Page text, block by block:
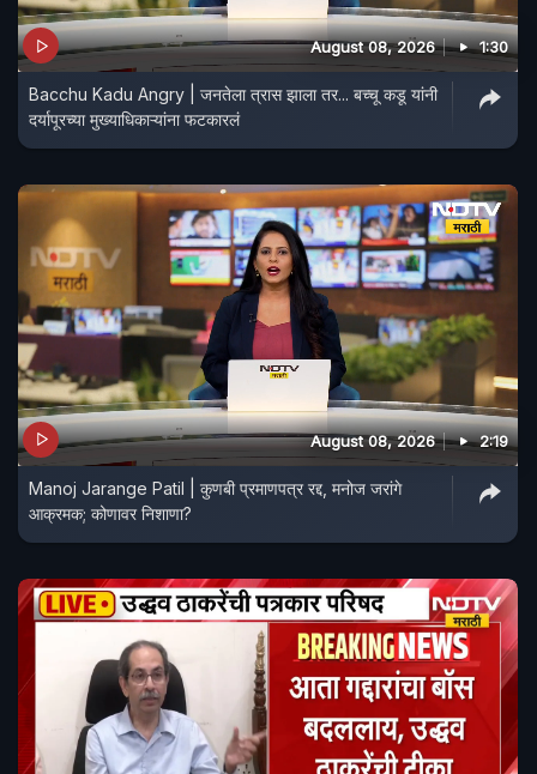
August 08, 2026 1:30
Bacchu Kadu Angry | जनतेला त्रास झाला तर... बच्चू कडू यांनी
दर्यापूरच्या मुख्याधिकाऱ्यांना फटकारलं
August 08, 2026 2:19
Manoj Jarange Patil | कुणबी प्रमाणपत्र रद्द, मनोज जरांगे
आक्रमक; कोणावर निशाणा?